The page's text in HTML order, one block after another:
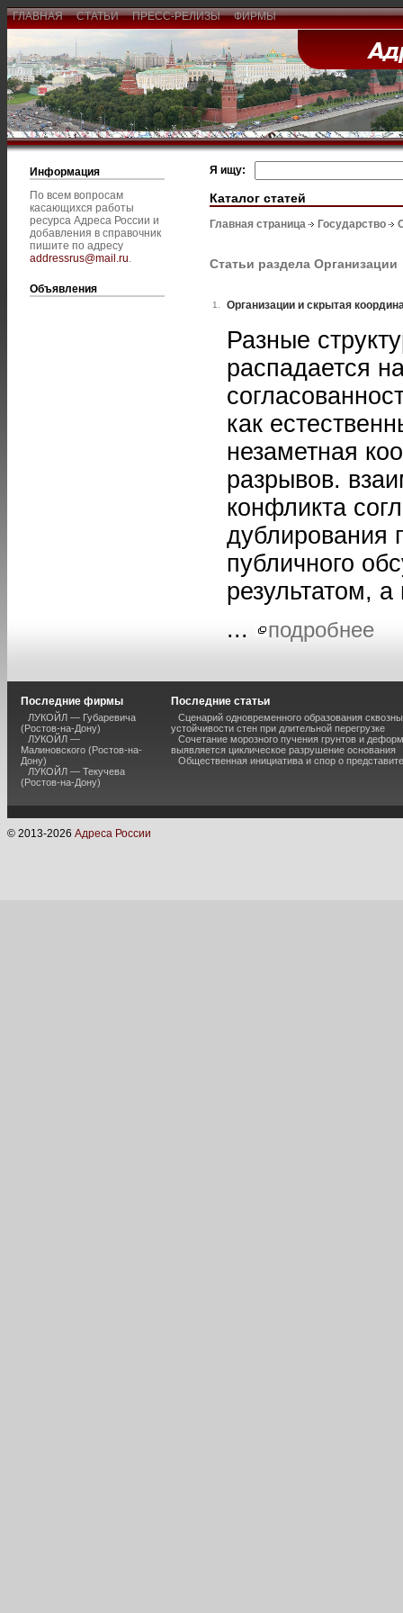
ГЛАВНАЯ СТАТЬИ ПРЕСС-РЕЛИЗЫ ФИРМЫ
Информация
По всем вопросам
касающихся работы
ресурса Адреса России и
добавления в справочник
пишите по адресу
addressrus@mail.ru.
Объявления
Я ищу:
Каталог статей
Главная страница Государство
Статьи раздела Организации
1. Организации и скрытая
Разные
распадается
как
незаметная
разрывов.
конфликта
дублирования
публичного
результатом,
...
подробнее
Последние фирмы
ЛУКОЙЛ — Губаревича
(Ростов-на-Дону)
ЛУКОЙЛ —
Малиновского (Ростов-на-
Дону)
ЛУКОЙЛ — Текучева
(Ростов-на-Дону)
Последние статьи
Сценарий одновременного образования
устойчивости стен при длительной перегрузке
Сочетание морозного пучения грунтов и
выявляется циклическое разрушение основания
Общественная инициатива и спор о
© 2013-2026 Адреса России